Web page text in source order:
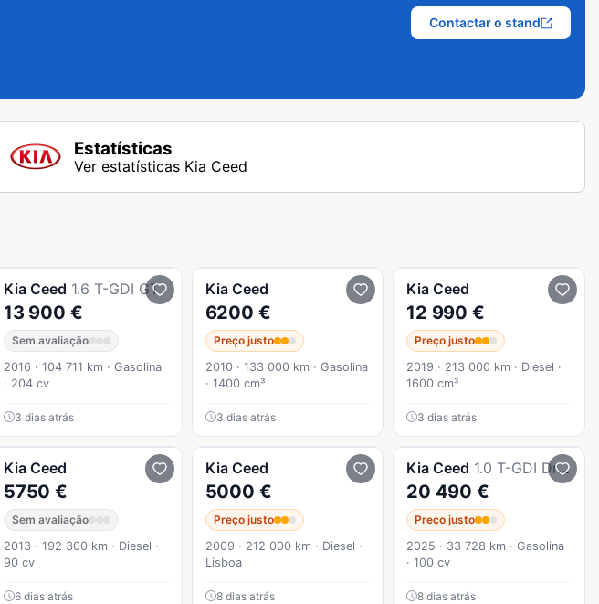
Contactar o stand
Estatísticas
Ver estatísticas Kia Ceed
Kia Ceed 1.6 T-GDI GT
13 900 €
Sem avaliação
2016 · 104 711 km · Gasolina
· 204 cv
3 dias atrás
Kia Ceed
6200 €
Preço justo
2010 · 133 000 km · Gasolina
· 1400 cm³
3 dias atrás
Kia Ceed
12 990 €
Preço justo
2019 · 213 000 km · Diesel ·
1600 cm³
3 dias atrás
Kia Ceed
5750 €
Sem avaliação
2013 · 192 300 km · Diesel ·
90 cv
6 dias atrás
Kia Ceed
5000 €
Preço justo
2009 · 212 000 km · Diesel ·
Lisboa
8 dias atrás
Kia Ceed 1.0 T-GDI Drive
20 490 €
Preço justo
2025 · 33 728 km · Gasolina
· 100 cv
8 dias atrás